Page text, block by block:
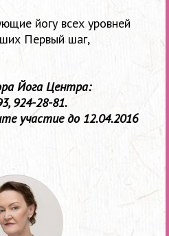
йогу всех уровней
Первый шаг,
Йога Центра:
924-28-81.
участие до 12.04.2016